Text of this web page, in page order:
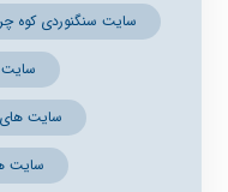
سایت سنگنوردی کوه
سایت
سایت
سایت